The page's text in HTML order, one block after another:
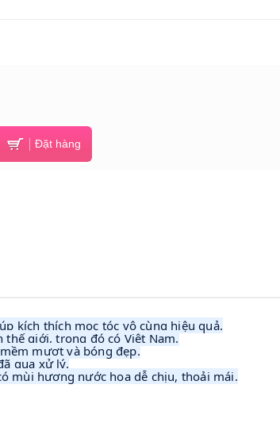
Đặt hàng
kích thích mọc tóc vô cùng hiệu quả.
giới, trong đó có Việt Nam.
mượt và bóng đẹp.
qua xử lý.
mùi hương nước hoa dễ chịu, thoải mái.